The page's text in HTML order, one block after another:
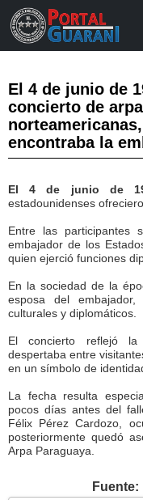
El 4 de junio de
concierto de
encontraba la
El 4 de junio de
estadounidenses
Entre las participantes
embajador de los
quien ejerció funciones
En la sociedad de la
esposa del
culturales y diplomáticos.
El concierto reflejó
despertaba entre
en un símbolo de
La fecha resulta
pocos días antes del
Félix Pérez Cardozo,
posteriormente quedó
Arpa Paraguaya.
Fuente: